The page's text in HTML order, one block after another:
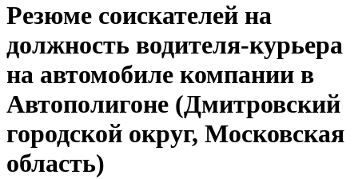
Резюме соискателей на
должность водителя-курьера
на автомобиле компании в
Автополигоне (Дмитровский
городской округ, Московская
область)